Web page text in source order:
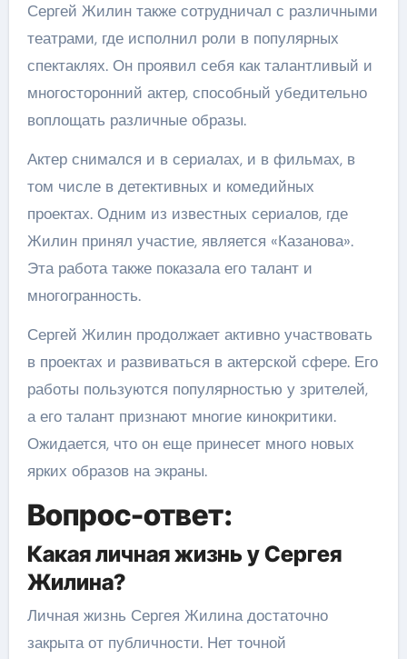
Сергей Жилин также сотрудничал с различными
театрами, где исполнил роли в популярных
спектаклях. Он проявил себя как талантливый и
многосторонний актер, способный убедительно
воплощать различные образы.
Актер снимался и в сериалах, и в фильмах, в
том числе в детективных и комедийных
проектах. Одним из известных сериалов, где
Жилин принял участие, является «Казанова».
Эта работа также показала его талант и
многогранность.
Сергей Жилин продолжает активно участвовать
в проектах и развиваться в актерской сфере. Его
работы пользуются популярностью у зрителей,
а его талант признают многие кинокритики.
Ожидается, что он еще принесет много новых
ярких образов на экраны.
Вопрос-ответ:
Какая личная жизнь у Сергея
Жилина?
Личная жизнь Сергея Жилина достаточно
закрыта от публичности. Нет точной